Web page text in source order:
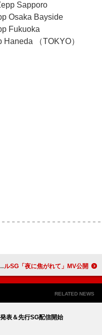
Sapporo
Osaka Bayside
Fukuoka
（TOKYO）
kobore、最新デジタルSG「夜に焦がれて」MV公開
RELATED NEWS
表＆先行SG配信開始